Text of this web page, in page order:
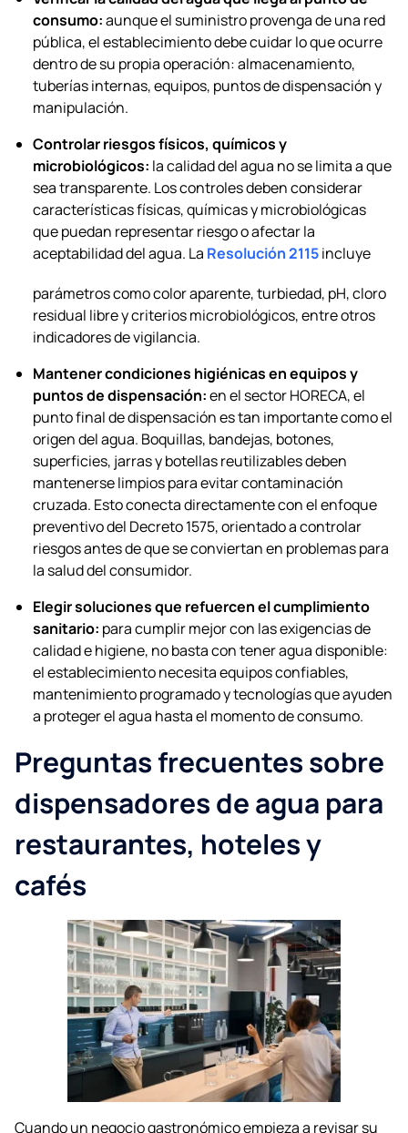
consumo:aunque el suministro provenga de una red
pública, el establecimiento debe cuidar lo que ocurre
dentro de su propia operación: almacenamiento,
tuberías internas, equipos, puntos de dispensación y
manipulación.
Controlar riesgos físicos, químicos y
microbiológicos: la calidad del agua no se limita a que
sea transparente. Los controles deben considerar
características físicas, químicas y microbiológicas
que puedan representar riesgo o afectar la
aceptabilidad del agua. La Resolución 2115incluye
parámetros como color aparente, turbiedad, pH, cloro
residual libre y criterios microbiológicos, entre otros
indicadores de vigilancia.
Mantener condiciones higiénicas en equipos y
puntos de dispensación:en el sector HORECA, el
punto final de dispensación es tan importante como el
origen del agua. Boquillas, bandejas, botones,
superficies, jarras y botellas reutilizables deben
mantenerse limpios para evitar contaminación
cruzada. Esto conecta directamente con el enfoque
preventivo del Decreto 1575, orientado a controlar
riesgos antes de que se conviertan en problemas para
la salud del consumidor.
Elegir soluciones que refuercen el cumplimiento
sanitario: para cumplir mejor con las exigencias de
calidad e higiene, no basta con tener agua disponible:
el establecimiento necesita equipos confiables,
mantenimiento programado y tecnologías que ayuden
a proteger el agua hasta el momento de consumo.
Preguntas frecuentes sobre
dispensadores de agua para
restaurantes, hoteles y
cafés
Cuando un negocio gastronómico empieza a revisar su